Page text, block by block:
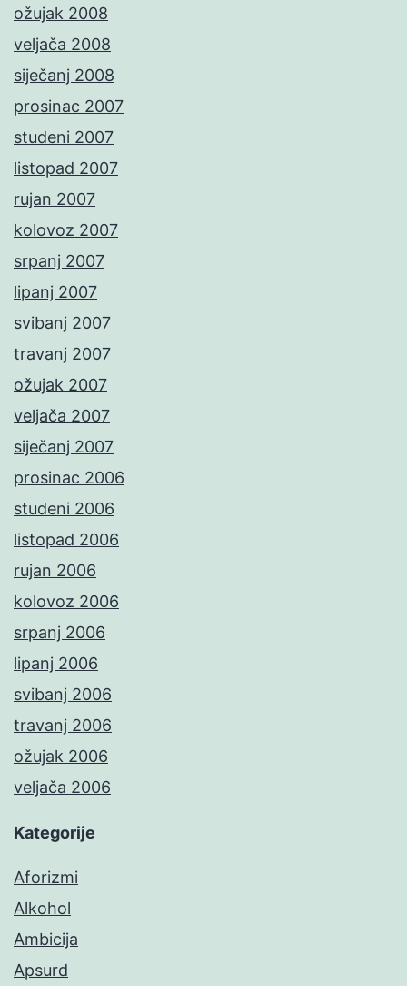
ožujak 2008
veljača 2008
siječanj 2008
prosinac 2007
studeni 2007
listopad 2007
rujan 2007
kolovoz 2007
srpanj 2007
lipanj 2007
svibanj 2007
travanj 2007
ožujak 2007
veljača 2007
siječanj 2007
prosinac 2006
studeni 2006
listopad 2006
rujan 2006
kolovoz 2006
srpanj 2006
lipanj 2006
svibanj 2006
travanj 2006
ožujak 2006
veljača 2006
Kategorije
Aforizmi
Alkohol
Ambicija
Apsurd